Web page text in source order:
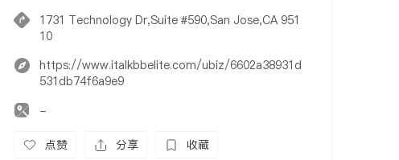
1731 Technology Dr,Suite #590,San Jose,CA 951
10
https://www.italkbbelite.com/ubiz/6602a38931d
531db74f6a9e9
-
点赞 分享 收藏